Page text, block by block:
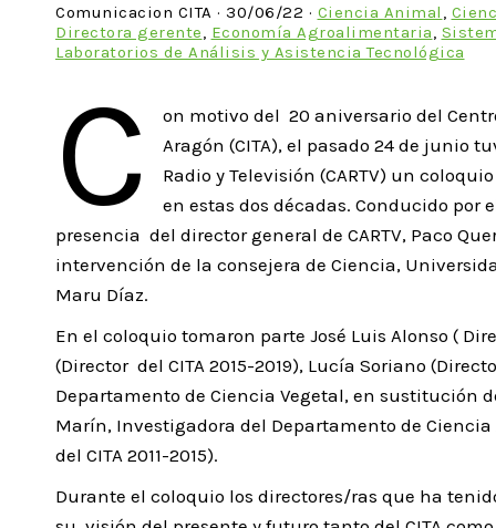
Comunicacion CITA · 30/06/22 · Ciencia Animal ,
Directora gerente, Economía Agroalimentaria,
Laboratorios de Análisis y Asistencia Tecnológica
C
on motivo del 20 aniversario del
Aragón (CITA), el pasado 24 de junio
Radio y Televisión (CARTV) un
en estas dos décadas. Conducido por
presencia del director general de CARTV, Paco
intervención de la consejera de Ciencia,
Maru Díaz.
En el coloquio tomaron parte José Luis Alonso (
(Director del CITA 2015-2019), Lucía Soriano
Departamento de Ciencia Vegetal, en sustitución
Marín, Investigadora del Departamento de
del CITA 2011-2015).
Durante el coloquio los directores/ras que ha